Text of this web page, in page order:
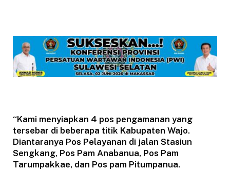
“Kami menyiapkan 4 pos pengamanan yang
tersebar di beberapa titik Kabupaten Wajo.
Diantaranya Pos Pelayanan di jalan Stasiun
Sengkang, Pos Pam Anabanua, Pos Pam
Tarumpakkae, dan Pos pam Pitumpanua.